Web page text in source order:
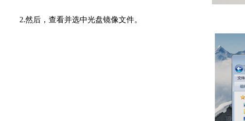
2.然后，查看并选中光盘镜像文件。